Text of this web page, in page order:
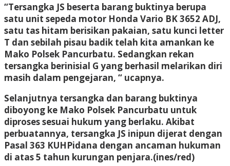
“Tersangka JS beserta barang buktinya berupa
satu unit sepeda motor Honda Vario BK 3652 ADJ,
satu tas hitam berisikan pakaian, satu kunci letter
T dan sebilah pisau badik telah kita amankan ke
Mako Polsek Pancurbatu. Sedangkan rekan
tersangka berinisial G yang berhasil melarikan diri
masih dalam pengejaran, “ ucapnya.
Selanjutnya tersangka dan barang buktinya
diboyong ke Mako Polsek Pancurbatu untuk
diproses sesuai hukum yang berlaku. Akibat
perbuatannya, tersangka JS inipun dijerat dengan
Pasal 363 KUHPidana dengan ancaman hukuman
di atas 5 tahun kurungan penjara.(ines/red)